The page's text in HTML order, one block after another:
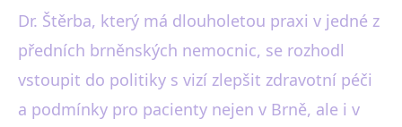
Dr. Štěrba, který má dlouholetou praxi v jedné z
předních brněnských nemocnic, se rozhodl
vstoupit do politiky s vizí zlepšit zdravotní péči
a podmínky pro pacienty nejen v Brně, ale i v